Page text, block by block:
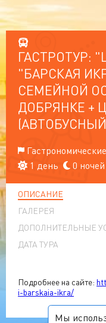
ГАСТРОТУР:
"БАРСКАЯ
СЕМЕЙНОЙ
ДОБРЯНКЕ +
1 день
0 ночей
ОПИСАНИЕ
ГАЛЕРЕЯ
ДОПОЛНИТЕЛЬНЫЕ
ДАТА ТУРА
Подробнее на сайте:
i-barskaia-ikra/
Мы